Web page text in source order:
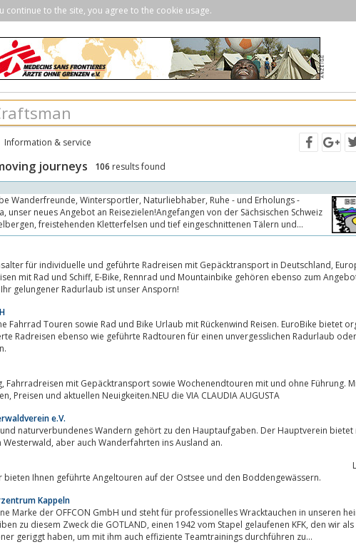
to the site, you agree to the cookie usage.
Information & service
journeys 106 results found
Tälern und
für individuelle und geführte Radreisen mit Gepäcktransport in Deutschland, Europa und
Mountainbike gehören ebenso zum Angebot, wie Reisen
gelungener Radurlaub ist unser Ansporn!
Fahrrad Touren sowie Rad und Bike Urlaub mit Rückenwind Reisen. EuroBike bietet
Radreisen ebenso wie geführte Radtouren für einen unvergesslichen Radurlaub
detaillierten Informationen, Preisen und aktuellen Neuigkeiten.NEU die VIA CLAUDIA AUGUSTA
e.V.
Wanderungen durch den Westerwald, aber auch Wanderfahrten ins Ausland an.
bieten Ihnen geführte Angeltouren auf der Ostsee und den Boddengewässern.
Kappeln
Marke der OFFCON GmbH und steht für professionelles Wracktauchen in unseren
GOTLAND, einen 1942 vom Stapel gelaufenen KFK, den wir als
traditionellen Gaffelschoner geriggt haben, um mit ihm auch effiziente Teamtrainings durchführen zu...